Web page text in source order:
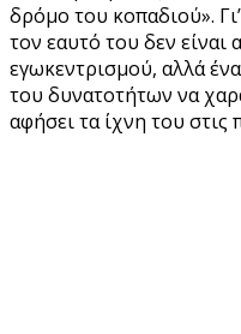
δρόμο του κοπαδιού».
τον εαυτό του δεν είναι
εγωκεντρισμού, αλλά
του δυνατοτήτων να
αφήσει τα ίχνη του στις